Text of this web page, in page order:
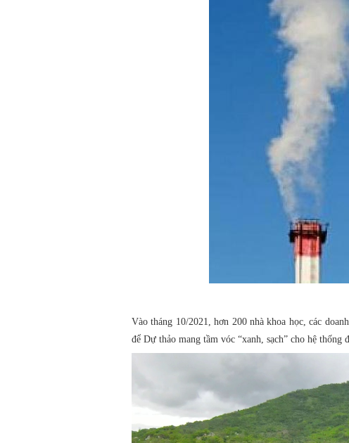
Vào tháng 10/2021, hơn 200 nhà khoa học, các
để Dự thảo mang tầm vóc “xanh, sạch” cho hệ